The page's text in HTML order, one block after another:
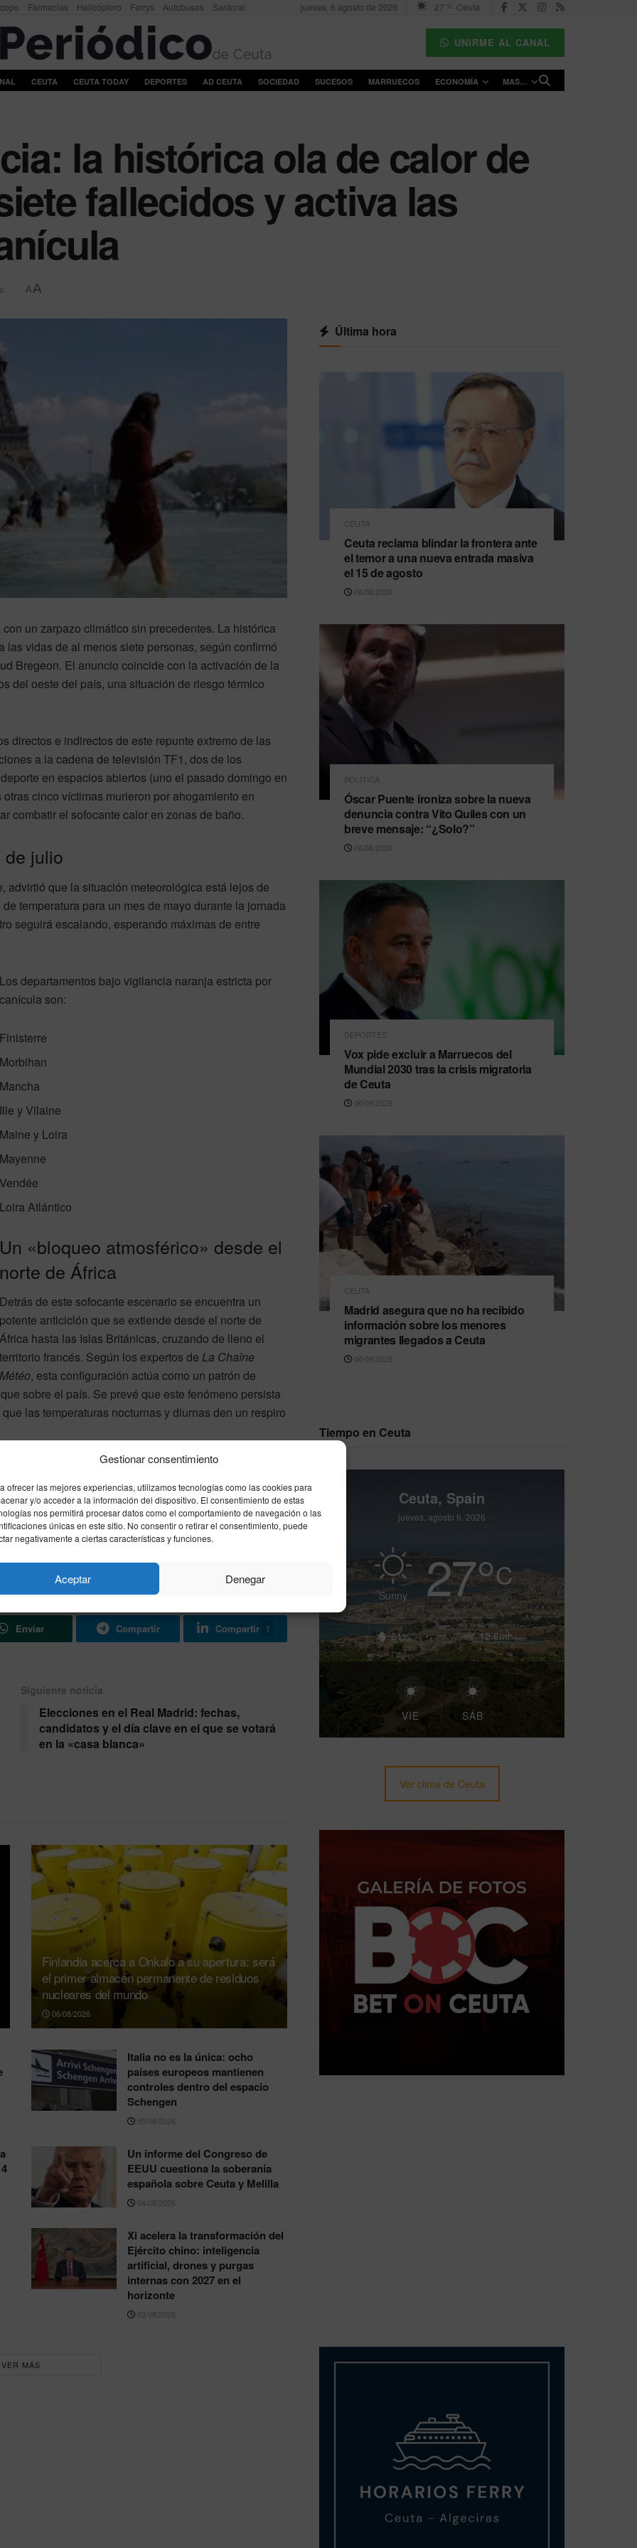
Gestionar consentimiento
ofrecer las mejores experiencias, utilizamos tecnologías como las cookies para
y/o acceder a la información del dispositivo. El consentimiento de estas
nos permitirá procesar datos como el comportamiento de navegación o las
únicas en este sitio. No consentir o retirar el consentimiento, puede
negativamente a ciertas características y funciones.
Aceptar Denegar
Farmacias Helicóptero Ferrys Autobuses Santoral jueves, 6 agosto de 2026 27 °C Ceuta
UNIRME AL CANAL
CEUTA CEUTA TODAY DEPORTES AD CEUTA SOCIEDAD SUCESOS MARRUECOS ECONOMÍA MAS…
la histórica ola de calor de
fallecidos y activa las
AA
un zarpazo climático sin precedentes. La histórica
vidas de al menos siete personas, según confirmó
Bregeon. El anuncio coincide con la activación de la
del oeste del país, una situación de riesgo térmico
directos e indirectos de este repunte extremo de las
a la cadena de televisión TF1, dos de los
en espacios abiertos (uno el pasado domingo en
cinco víctimas murieron por ahogamiento en
combatir el sofocante calor en zonas de baño.
de julio
advirtió que la situación meteorológica está lejos de
temperatura para un mes de mayo durante la jornada
seguirá escalando, esperando máximas de entre
Los departamentos bajo vigilancia naranja estricta por
canícula son:
Finisterre
Morbihan
Mancha
Ille y Vilaine
Maine y Loira
Mayenne
Vendée
Loira Atlántico
Un «bloqueo atmosférico» desde el
norte de África
Detrás de este sofocante escenario se encuentra un
potente anticiclón que se extiende desde el norte de
África hasta las Islas Británicas, cruzando de lleno el
territorio francés. Según los expertos de La Chaîne
Météo, esta configuración actúa como un patrón de
sobre el país. Se prevé que este fenómeno persista
las temperaturas nocturnas y diurnas den un respiro
a la prudencia, instando a los ciudadanos a evitar
una hidratación constante y a extremar la
península ibérica también vive su propio calvario
los40°Cy encadenando las primeras noches tropicales
ola de calor
Enviar Compartir Compartir 1
Siguiente noticia
Elecciones en el Real Madrid: fechas,
candidatos y el día clave en el que se votará
en la «casa blanca»
Finlandia acerca a Onkalo a su apertura: será
el primer almacén permanente de residuos
nucleares del mundo
06/08/2026
Italia no es la única: ocho
países europeos mantienen
controles dentro del espacio
Schengen
05/08/2026
Un informe del Congreso de
EEUU cuestiona la soberanía
española sobre Ceuta y Melilla
04/08/2026
Xi acelera la transformación del
Ejército chino: inteligencia
artificial, drones y purgas
internas con 2027 en el
horizonte
03/08/2026
VER MÁS
Última hora
CEUTA
Ceuta reclama blindar la frontera ante
el temor a una nueva entrada masiva
el 15 de agosto
06/08/2026
POLÍTICA
Óscar Puente ironiza sobre la nueva
denuncia contra Vito Quiles con un
breve mensaje: “¿Solo?”
06/08/2026
DEPORTES
Vox pide excluir a Marruecos del
Mundial 2030 tras la crisis migratoria
de Ceuta
06/08/2026
CEUTA
Madrid asegura que no ha recibido
información sobre los menores
migrantes llegados a Ceuta
06/08/2026
Tiempo en Ceuta
Ceuta, Spain
jueves, agosto 6, 2026
Sunny 27°C
61% 12.6mh
VIE SÁB
Ver clima de Ceuta